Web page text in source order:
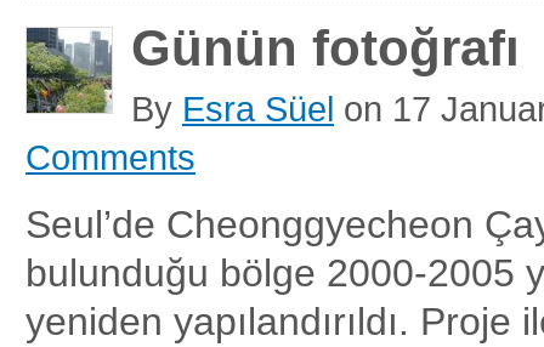
Günün fotoğrafı
By Esra Süel on 17
Comments
Seul’de Cheonggyecheon
bulunduğu bölge 2000-2005
yeniden yapılandırıldı. Proje